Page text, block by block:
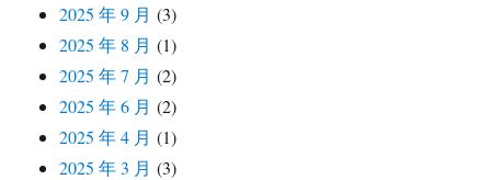
2025 年 9 月 (3)
2025 年 8 月 (1)
2025 年 7 月 (2)
2025 年 6 月 (2)
2025 年 4 月 (1)
2025 年 3 月 (3)